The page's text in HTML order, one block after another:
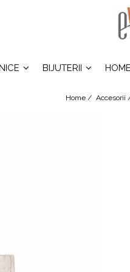
BIJUTERII
Home / Accesorii